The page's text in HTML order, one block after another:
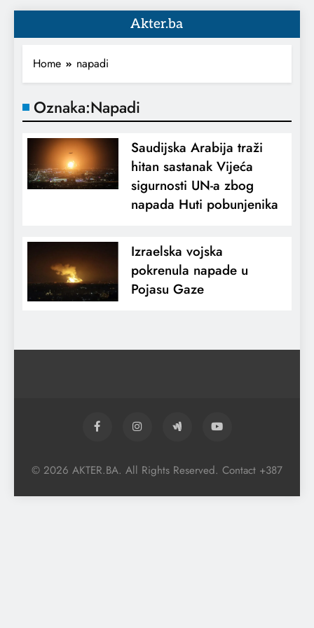
Akter.ba
Home napadi
Oznaka:Napadi
Saudijska Arabija traži
hitan sastanak Vijeća
sigurnosti UN-a zbog
napada Huti pobunjenika
Izraelska vojska
pokrenula napade u
Pojasu Gaze
© 2026 AKTER.BA. All Rights Reserved. Contact +387